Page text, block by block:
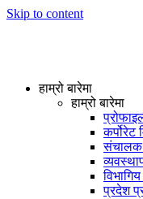
Skip to content
हाम्रो बारेमा
हाम्रो बारेमा
कर्पोरेट
संचालक
प्रदेश